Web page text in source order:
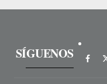
SÍGUENOS